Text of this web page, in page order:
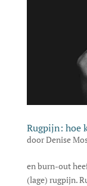
Rugpijn: hoe
doorDenise
en burn-out
(lage) rugpijn.